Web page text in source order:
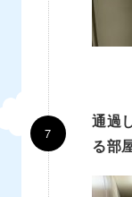
通過
る部